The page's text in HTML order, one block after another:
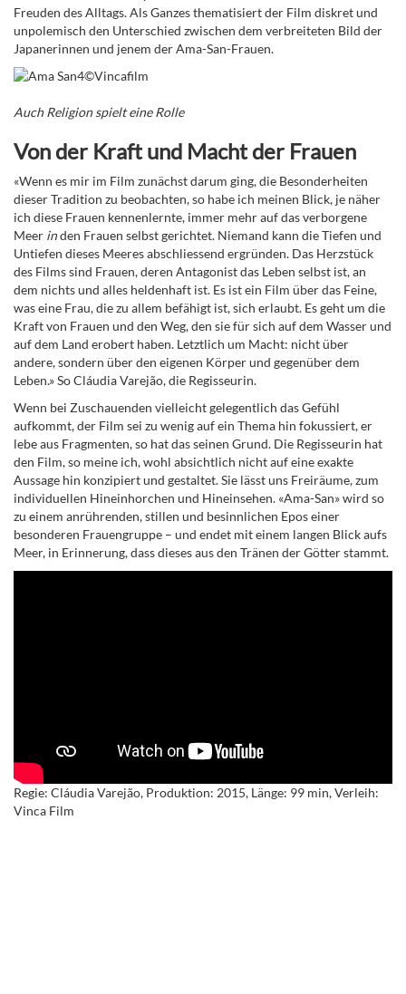
Freuden des Alltags. Als Ganzes thematisiert der Film diskret und
unpolemisch den Unterschied zwischen dem verbreiteten Bild der
Japanerinnen und jenem der Ama-San-Frauen.
Auch Religion spielt eine Rolle
Von der Kraft und Macht der Frauen
«Wenn es mir im Film zunächst darum ging, die Besonderheiten
dieser Tradition zu beobachten, so habe ich meinen Blick, je näher
ich diese Frauen kennenlernte, immer mehr auf das verborgene
Meer inden Frauen selbst gerichtet. Niemand kann die Tiefen und
Untiefen dieses Meeres abschliessend ergründen. Das Herzstück
des Films sind Frauen, deren Antagonist das Leben selbst ist, an
dem nichts und alles heldenhaft ist. Es ist ein Film über das Feine,
was eine Frau, die zu allem befähigt ist, sich erlaubt. Es geht um die
Kraft von Frauen und den Weg, den sie für sich auf dem Wasser und
auf dem Land erobert haben. Letztlich um Macht: nicht über
andere, sondern über den eigenen Körper und gegenüber dem
Leben.» So Cláudia Varejão, die Regisseurin.
Wenn bei Zuschauenden vielleicht gelegentlich das Gefühl
aufkommt, der Film sei zu wenig auf ein Thema hin fokussiert, er
lebe aus Fragmenten, so hat das seinen Grund. Die Regisseurin hat
den Film, so meine ich, wohl absichtlich nicht auf eine exakte
Aussage hin konzipiert und gestaltet. Sie lässt uns Freiräume, zum
individuellen Hineinhorchen und Hineinsehen. «Ama-San» wird so
zu einem anrührenden, stillen und besinnlichen Epos einer
besonderen Frauengruppe – und endet mit einem langen Blick aufs
Meer, in Erinnerung, dass dieses aus den Tränen der Götter stammt.
Regie: Cláudia Varejão, Produktion: 2015, Länge: 99 min, Verleih:
Vinca Film